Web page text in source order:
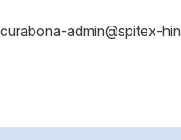
curabona-admin@spitex-